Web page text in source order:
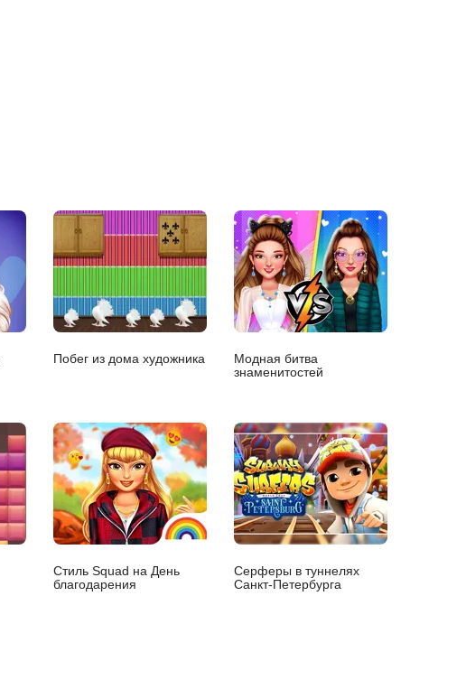
Побег из дома художника
Модная битва
знаменитостей
Стиль Squad на День
благодарения
Серферы в туннелях
Санкт-Петербурга